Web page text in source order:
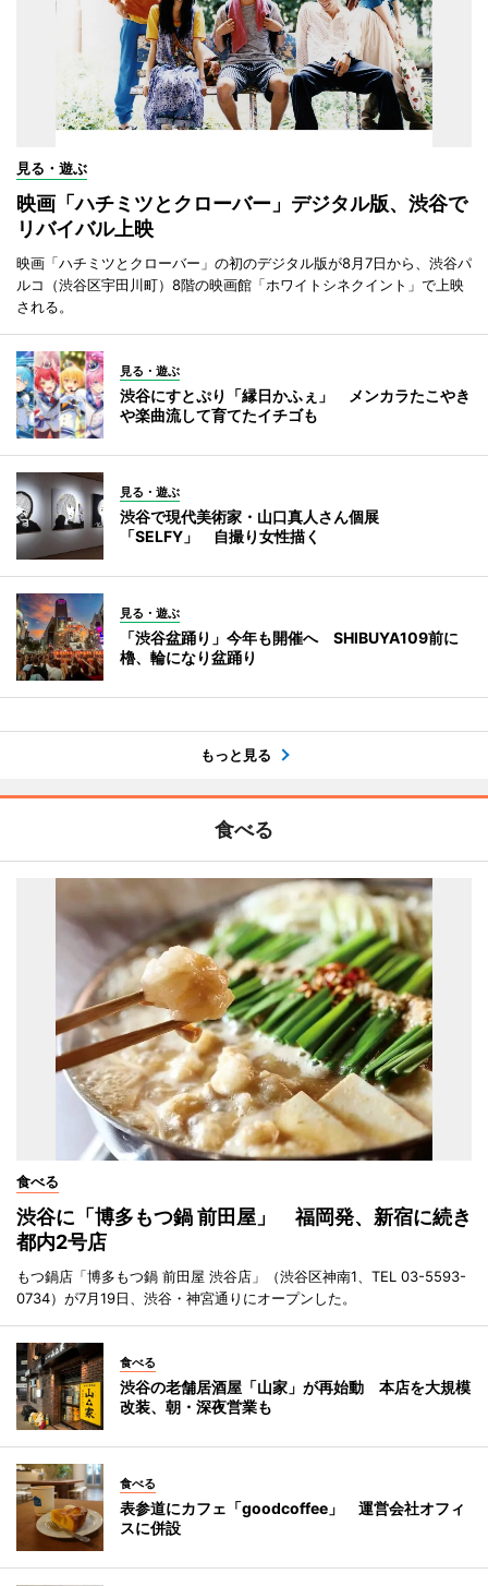
見る・遊ぶ
映画「ハチミツとクローバー」デジタル版、渋谷で
リバイバル上映
映画「ハチミツとクローバー」の初のデジタル版が8月7日から、渋谷パ
ルコ（渋谷区宇田川町）8階の映画館「ホワイトシネクイント」で上映
される。
見る・遊ぶ
渋谷にすとぷり「縁日かふぇ」 メンカラたこやき
や楽曲流して育てたイチゴも
見る・遊ぶ
渋谷で現代美術家・山口真人さん個展
「SELFY」 自撮り女性描く
見る・遊ぶ
「渋谷盆踊り」今年も開催へ SHIBUYA109前に
櫓、輪になり盆踊り
もっと見る
食べる
食べる
渋谷に「博多もつ鍋 前田屋」 福岡発、新宿に続き
都内2号店
もつ鍋店「博多もつ鍋 前田屋 渋谷店」（渋谷区神南1、TEL 03-5593-
0734）が7月19日、渋谷・神宮通りにオープンした。
食べる
渋谷の老舗居酒屋「山家」が再始動 本店を大規模
改装、朝・深夜営業も
食べる
表参道にカフェ「goodcoffee」 運営会社オフィ
スに併設